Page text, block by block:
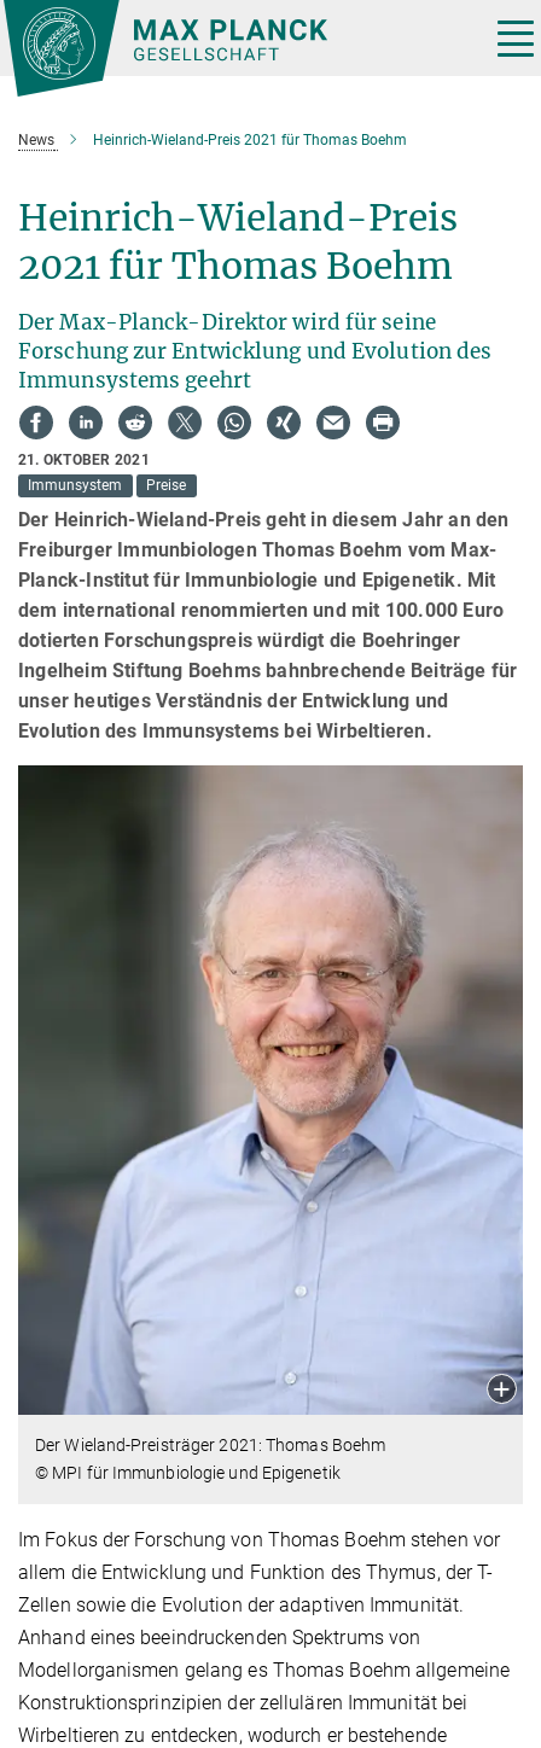
Hauptinhalt
News Heinrich-Wieland-Preis 2021 für Thomas Boehm
Heinrich-Wieland-Preis
2021 für Thomas Boehm
Der Max-Planck-Direktor wird für seine
Forschung zur Entwicklung und Evolution des
Immunsystems geehrt
21. OKTOBER 2021
Immunsystem
Preise
Der Heinrich-Wieland-Preis geht in diesem Jahr an den
Freiburger Immunbiologen Thomas Boehm vom Max-
Planck-Institut für Immunbiologie und Epigenetik. Mit
dem international renommierten und mit 100.000 Euro
dotierten Forschungspreis würdigt die Boehringer
Ingelheim Stiftung Boehms bahnbrechende Beiträge für
unser heutiges Verständnis der Entwicklung und
Evolution des Immunsystems bei Wirbeltieren.
Der Wieland-Preisträger 2021: Thomas Boehm
© MPI für Immunbiologie und Epigenetik
Im Fokus der Forschung von Thomas Boehm stehen vor
allem die Entwicklung und Funktion des Thymus, der T-
Zellen sowie die Evolution der adaptiven Immunität.
Anhand eines beeindruckenden Spektrums von
Modellorganismen gelang es Thomas Boehm allgemeine
Konstruktionsprinzipien der zellulären Immunität bei
Wirbeltieren zu entdecken, wodurch er bestehende